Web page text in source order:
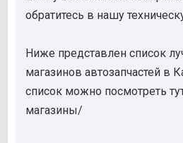
обратитесь в нашу
Ниже представлен список
магазинов автозапчастей в
список можно посмотреть
магазины/